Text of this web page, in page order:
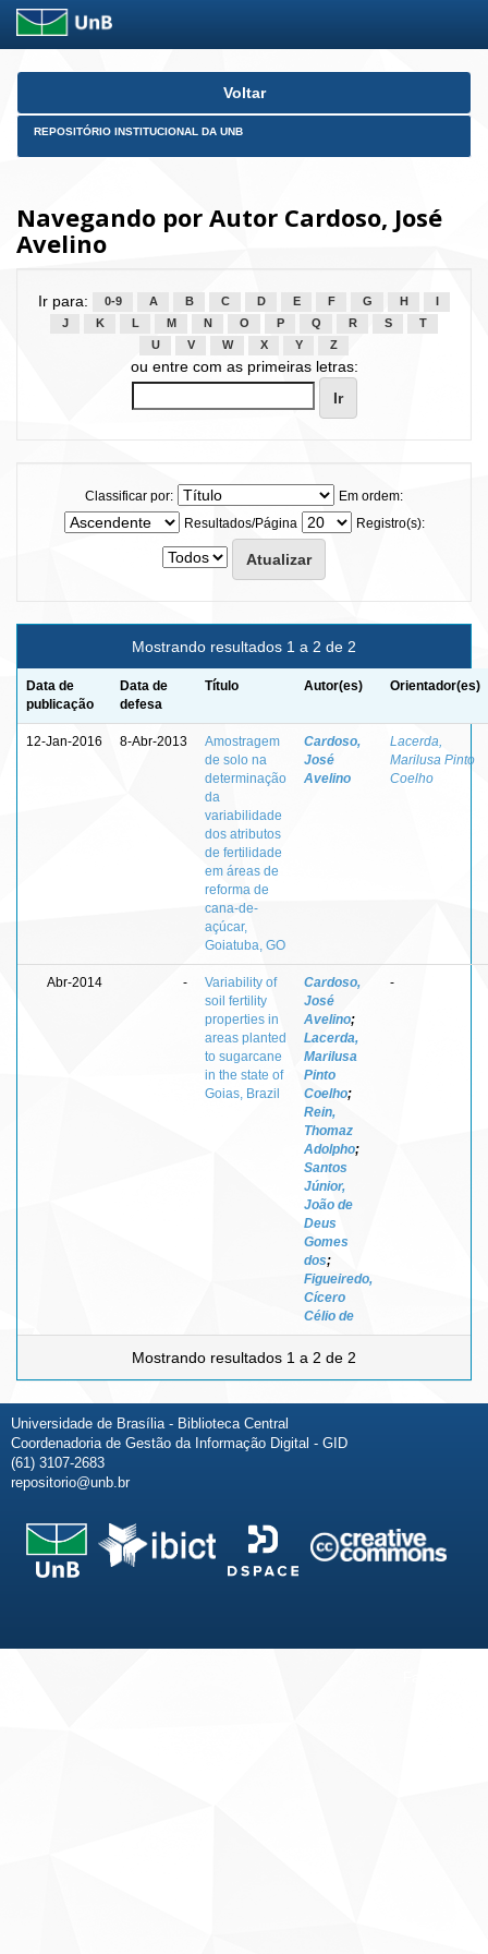
Skip
Voltar
REPOSITÓRIO INSTITUCIONAL DA UNB
Navegando por Autor Cardoso, José
Avelino
Ir para: 0-9 A B C D E F G H
J
K L M N O P Q R S
T
U
V W X Y Z
ou entre com as primeiras letras:
Classificar por:
Em ordem:
Resultados/Página
Registro(s):
Mostrando resultados 1 a 2 de 2
Data de
publicação
Data de
defesa
Título Autor(es) Orientador(es)
12-Jan-2016 8-Abr-2013
Amostragem
de solo na
determinação
da
variabilidade
dos atributos
de fertilidade
em áreas de
reforma de
cana-de-
açúcar,
Goiatuba, GO
Cardoso,
José
Avelino
Lacerda,
Marilusa Pinto
Coelho
Abr-2014 -
Variability of
soil fertility
properties in
areas planted
to sugarcane
in the state of
Goias, Brazil
Cardoso,
José
Avelino;
Lacerda,
Marilusa
Pinto
Coelho;
Rein,
Thomaz
Adolpho;
Santos
Júnior,
João de
Deus
Gomes
dos;
Figueiredo,
Cícero
Célio de
-
Mostrando resultados 1 a 2 de 2
Universidade de Brasília - Biblioteca Central
Coordenadoria de Gestão da Informação Digital - GID
(61) 3107-2683
repositorio@unb.br